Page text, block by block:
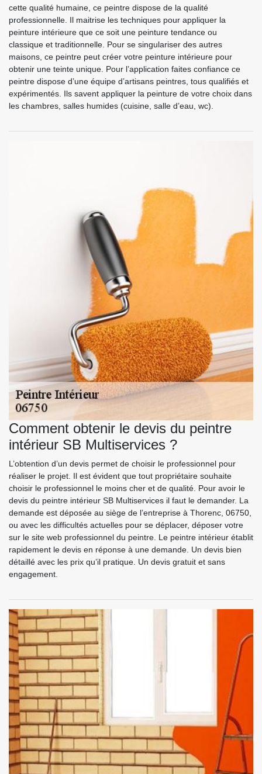
cette qualité humaine, ce peintre dispose de la qualité
professionnelle. Il maitrise les techniques pour appliquer la
peinture intérieure que ce soit une peinture tendance ou
classique et traditionnelle. Pour se singulariser des autres
maisons, ce peintre peut créer votre peinture intérieure pour
obtenir une teinte unique. Pour l’application faites confiance ce
peintre dispose d’une équipe d’artisans peintres, tous qualifiés et
expérimentés. Ils savent appliquer la peinture de votre choix dans
les chambres, salles humides (cuisine, salle d’eau, wc).
Comment obtenir le devis du peintre
intérieur SB Multiservices ?
L’obtention d’un devis permet de choisir le professionnel pour
réaliser le projet. Il est évident que tout propriétaire souhaite
choisir le professionnel le moins cher et de qualité. Pour avoir le
devis du peintre intérieur SB Multiservices il faut le demander. La
demande est déposée au siège de l’entreprise à Thorenc, 06750,
ou avec les difficultés actuelles pour se déplacer, déposer votre
sur le site web professionnel du peintre. Le peintre intérieur établit
rapidement le devis en réponse à une demande. Un devis bien
détaillé avec les prix qu’il pratique. Un devis gratuit et sans
engagement.